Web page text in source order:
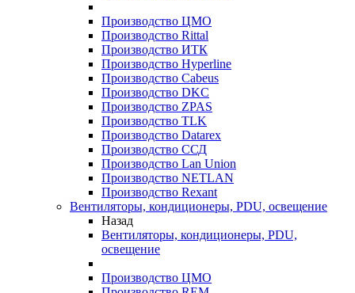
Производство ЦМО
Производство Rittal
Производство ИТК
Производство Hyperline
Производство Cabeus
Производство DKC
Производство ZPAS
Производство TLK
Производство Datarex
Производство ССД
Производство Lan Union
Производство NETLAN
Производство Rexant
Вентиляторы, кондиционеры, PDU, освещение
Назад
Вентиляторы, кондиционеры, PDU,
освещение
Производство ЦМО